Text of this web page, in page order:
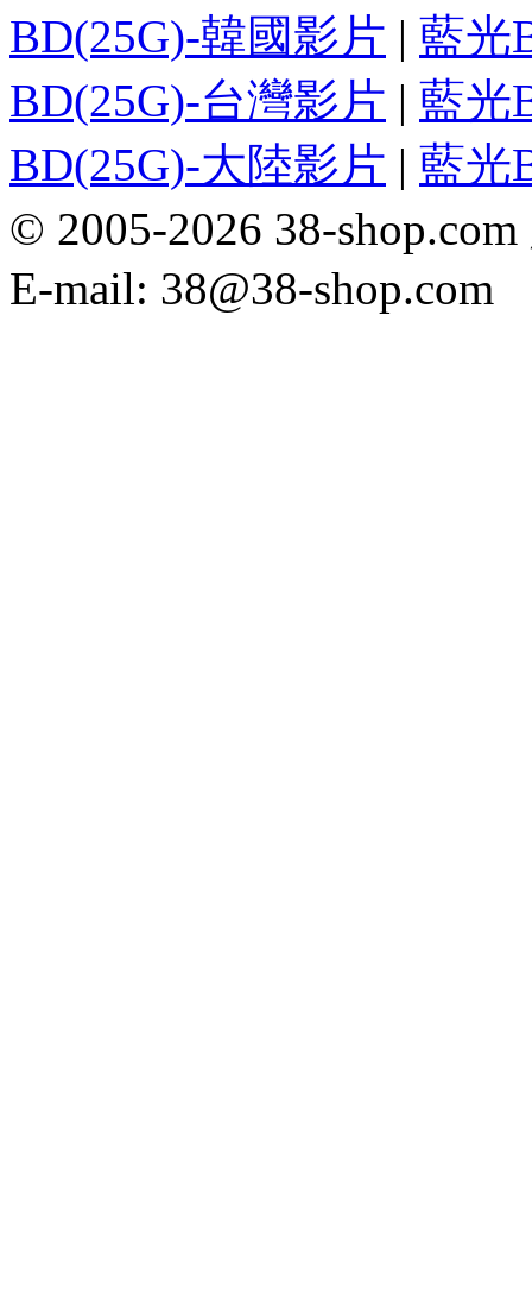
BD(25G)-韓國影片 | 藍光
BD(25G)-台灣影片 | 藍光
BD(25G)-大陸影片 | 藍光
© 2005-2026 38-
E-mail: 38@38-shop.com